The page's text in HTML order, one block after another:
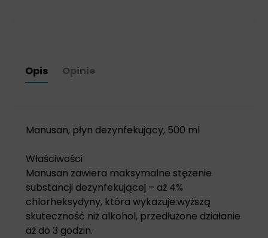
Opis Opinie
Manusan, płyn dezynfekujący, 500 ml
Właściwości
Manusan zawiera maksymalne stężenie
substancji dezynfekującej – aż 4%
chlorheksydyny, która wykazuje:wyższą
skuteczność niż alkohol, przedłużone działanie
aż do 3 godzin.